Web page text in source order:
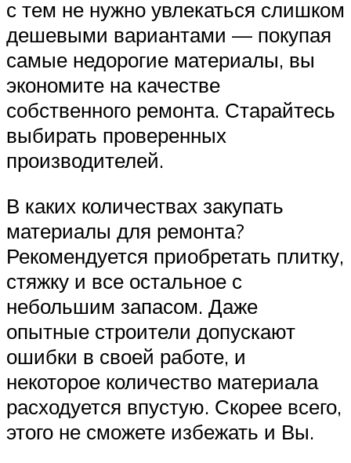
с тем не нужно увлекаться слишком
дешевыми вариантами — покупая
самые недорогие материалы, вы
экономите на качестве
собственного ремонта. Старайтесь
выбирать проверенных
производителей.
В каких количествах закупать
материалы для ремонта?
Рекомендуется приобретать плитку,
стяжку и все остальное с
небольшим запасом. Даже
опытные строители допускают
ошибки в своей работе, и
некоторое количество материала
расходуется впустую. Скорее всего,
этого не сможете избежать и Вы.